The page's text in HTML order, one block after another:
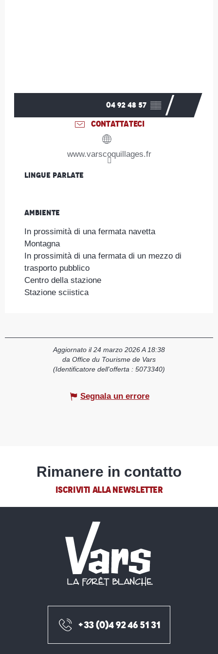
04 92 48 57 ▒▒
CONTATTATECI
www.varscoquillages.fr
Lingue parlate
Lingue parlate
Ambiente
Ambiente
In prossimità di una fermata navetta
Montagna
In prossimità di una fermata di un mezzo di
trasporto pubblico
Centro della stazione
Stazione sciistica
Aggiornato il 24 marzo 2026 A 18:38
da Office du Tourisme de Vars
(Identificatore dell'offerta : 5073340)
Segnala un errore
Rimanere in contatto
ISCRIVITI ALLA NEWSLETTER
+33 (0)4 92 46 51 31